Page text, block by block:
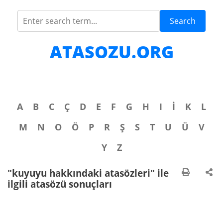
Search
ATASOZU.ORG
A B C Ç D E F G H I İ K
L
M
N O Ö P R Ş S T U Ü
V
Y
Z
"kuyuyu hakkındaki atasözleri" ile
ilgili atasözü sonuçları